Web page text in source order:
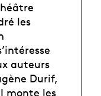
les
auteurs
Durif,
monte les